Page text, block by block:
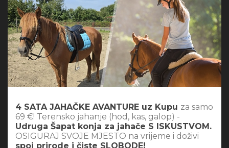
4 SATA JAHAČKE AVANTURE uz Kupu za samo
69 €! Terensko jahanje (hod, kas, galop) -
Udruga Šapat konja za jahače S ISKUSTVOM.
OSIGURAJ SVOJE MJESTO na vrijeme i doživi
spoj prirode i čiste SLOBODE!